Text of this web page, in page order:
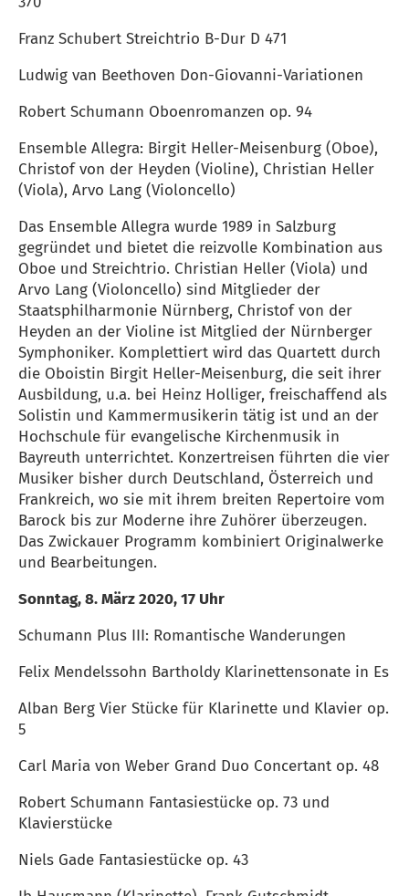
Franz Schubert Streichtrio B-Dur D 471
Ludwig van Beethoven Don-Giovanni-Variationen
Robert Schumann Oboenromanzen op. 94
Ensemble Allegra: Birgit Heller-Meisenburg (Oboe),
Christof von der Heyden (Violine), Christian Heller
(Viola), Arvo Lang (Violoncello)
Das Ensemble Allegra wurde 1989 in Salzburg
gegründet und bietet die reizvolle Kombination aus
Oboe und Streichtrio. Christian Heller (Viola) und
Arvo Lang (Violoncello) sind Mitglieder der
Staatsphilharmonie Nürnberg, Christof von der
Heyden an der Violine ist Mitglied der Nürnberger
Symphoniker. Komplettiert wird das Quartett durch
die Oboistin Birgit Heller-Meisenburg, die seit ihrer
Ausbildung, u.a. bei Heinz Holliger, freischaffend als
Solistin und Kammermusikerin tätig ist und an der
Hochschule für evangelische Kirchenmusik in
Bayreuth unterrichtet. Konzertreisen führten die vier
Musiker bisher durch Deutschland, Österreich und
Frankreich, wo sie mit ihrem breiten Repertoire vom
Barock bis zur Moderne ihre Zuhörer überzeugen.
Das Zwickauer Programm kombiniert Originalwerke
und Bearbeitungen.
Sonntag, 8. März 2020, 17 Uhr
Schumann Plus III: Romantische Wanderungen
Felix Mendelssohn Bartholdy Klarinettensonate in Es
Alban Berg Vier Stücke für Klarinette und Klavier op.
5
Carl Maria von Weber Grand Duo Concertant op. 48
Robert Schumann Fantasiestücke op. 73 und
Klavierstücke
Niels Gade Fantasiestücke op. 43